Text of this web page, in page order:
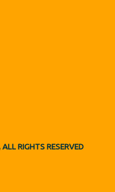
RIGHTS RESERVED